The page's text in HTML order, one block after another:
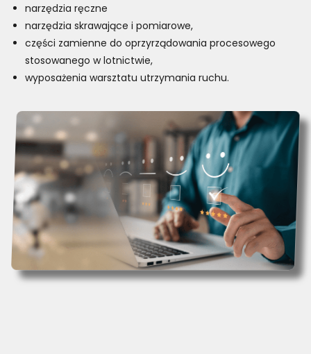
narzędzia ręczne
narzędzia skrawające i pomiarowe,
części zamienne do oprzyrządowania procesowego
stosowanego w lotnictwie,
wyposażenia warsztatu utrzymania ruchu.